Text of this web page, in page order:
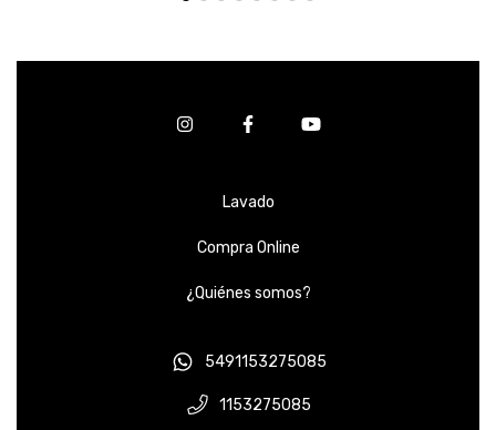
Lavado
Compra Online
¿Quiénes somos?
5491153275085
1153275085